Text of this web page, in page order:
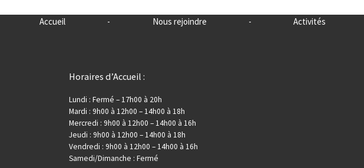
Accueil - Nous rejoindre - Activités
Horaires d’Accueil :
Lundi : Fermé – 17h00 à 20h
Mardi : 9h00 à 12h00 – 14h00 à 18h
Mercredi : 9h00 à 12h00 – 14h00 à 16h
Jeudi : 9h00 à 12h00 – 14h00 à 18h
Vendredi : 9h00 à 12h00 – 14h00 à 16h
Samedi/Dimanche : Fermé